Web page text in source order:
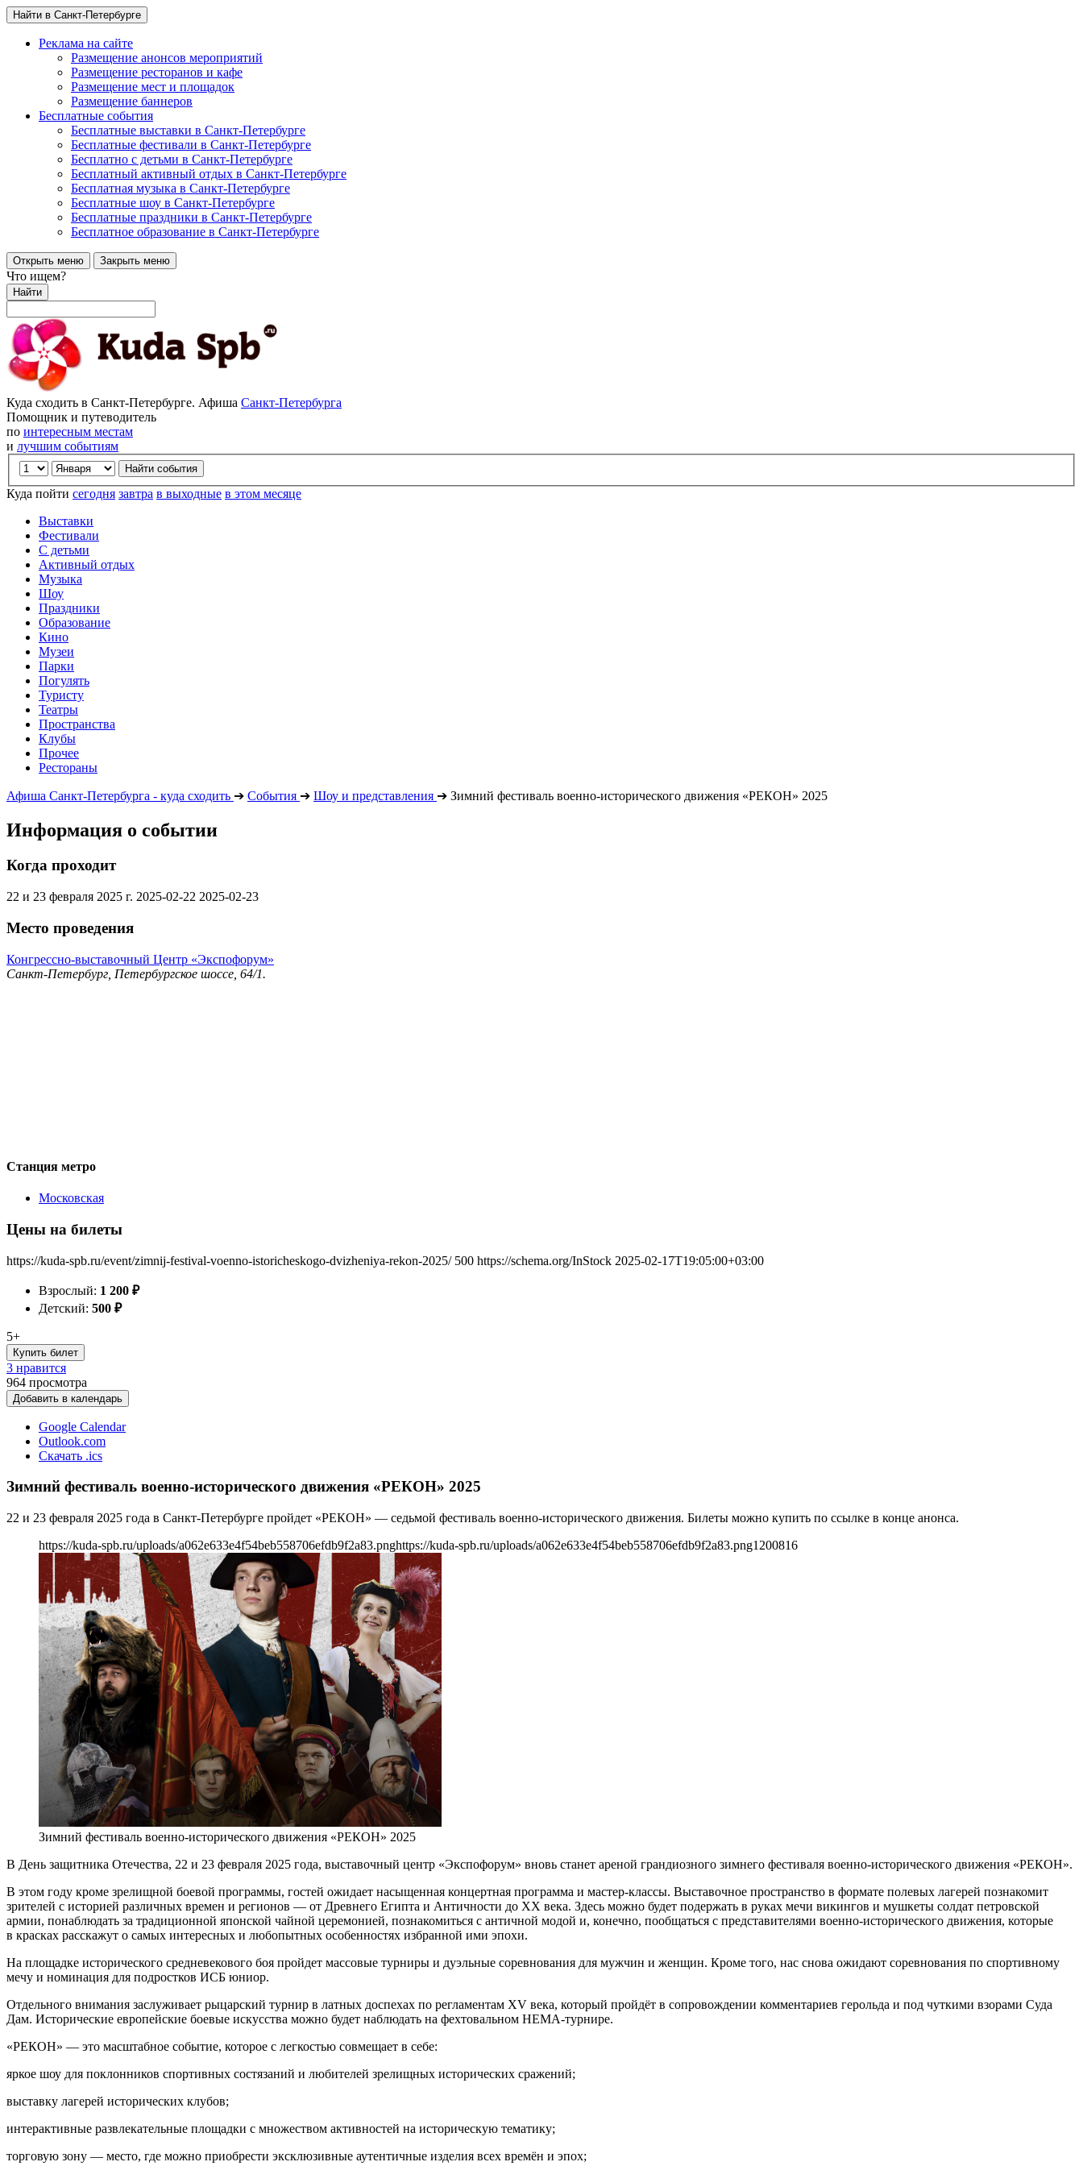
Найти в Санкт-Петербурге
Реклама на сайте
Размещение анонсов мероприятий
Размещение ресторанов и кафе
Размещение мест и площадок
Размещение баннеров
Бесплатные события
Бесплатные выставки в Санкт-Петербурге
Бесплатные фестивали в Санкт-Петербурге
Бесплатно с детьми в Санкт-Петербурге
Бесплатный активный отдых в Санкт-Петербурге
Бесплатная музыка в Санкт-Петербурге
Бесплатные шоу в Санкт-Петербурге
Бесплатные праздники в Санкт-Петербурге
Бесплатное образование в Санкт-Петербурге
Открыть меню Закрыть меню
Что ищем?
Найти
Куда сходить в Санкт-Петербурге. Афиша Санкт-Петербурга
Помощник и путеводитель
по интересным местам
и лучшим событиям
Куда пойти сегодня завтра в выходные в этом месяце
Выставки
Фестивали
С детьми
Активный отдых
Музыка
Шоу
Праздники
Образование
Кино
Музеи
Парки
Погулять
Туристу
Театры
Пространства
Клубы
Прочее
Рестораны
Афиша Санкт-Петербурга - куда сходить ➔ События ➔ Шоу и представления ➔ Зимний фестиваль военно-исторического движения «РЕКОН» 2025
Информация о событии
Когда проходит
22 и 23 февраля 2025 г. 2025-02-22 2025-02-23
Место проведения
Конгрессно-выставочный Центр «Экспофорум»
Санкт-Петербург, Петербургское шоссе, 64/1.
Станция метро
Московская
Цены на билеты
https://kuda-spb.ru/event/zimnij-festival-voenno-istoricheskogo-dvizheniya-rekon-2025/ 500 https://schema.org/InStock 2025-02-17T19:05:00+03:00
Взрослый: 1 200 ₽
Детский: 500 ₽
5+
Купить билет
3 нравится
964 просмотра
Добавить в календарь
Google Calendar
Outlook.com
Скачать .ics
Зимний фестиваль военно-исторического движения «РЕКОН» 2025
22 и 23 февраля 2025 года в Санкт-Петербурге пройдет «РЕКОН» — седьмой фестиваль военно-исторического движения. Билеты можно купить по ссылке в конце анонса.
https://kuda-spb.ru/uploads/a062e633e4f54beb558706efdb9f2a83.pnghttps://kuda-spb.ru/uploads/a062e633e4f54beb558706efdb9f2a83.png1200816
Зимний фестиваль военно-исторического движения «РЕКОН» 2025
В День защитника Отечества, 22 и 23 февраля 2025 года, выставочный центр «Экспофорум» вновь станет ареной грандиозного зимнего фестиваля военно-исторического движения «РЕКОН».
В этом году кроме зрелищной боевой программы, гостей ожидает насыщенная концертная программа и мастер-классы. Выставочное пространство в формате полевых лагерей познакомит
зрителей с историей различных времен и регионов — от Древнего Египта и Античности до XX века. Здесь можно будет подержать в руках мечи викингов и мушкеты солдат петровской
армии, понаблюдать за традиционной японской чайной церемонией, познакомиться с античной модой и, конечно, пообщаться с представителями военно-исторического движения, которые
в красках расскажут о самых интересных и любопытных особенностях избранной ими эпохи.
На площадке исторического средневекового боя пройдет массовые турниры и дуэльные соревнования для мужчин и женщин. Кроме того, нас снова ожидают соревнования по спортивному
мечу и номинация для подростков ИСБ юниор.
Отдельного внимания заслуживает рыцарский турнир в латных доспехах по регламентам XV века, который пройдёт в сопровождении комментариев герольда и под чуткими взорами Суда
Дам. Исторические европейские боевые искусства можно будет наблюдать на фехтовальном HEMA-турнире.
«РЕКОН» — это масштабное событие, которое с легкостью совмещает в себе:
яркое шоу для поклонников спортивных состязаний и любителей зрелищных исторических сражений;
выставку лагерей исторических клубов;
интерактивные развлекательные площадки с множеством активностей на историческую тематику;
торговую зону — место, где можно приобрести эксклюзивные аутентичные изделия всех времён и эпох;